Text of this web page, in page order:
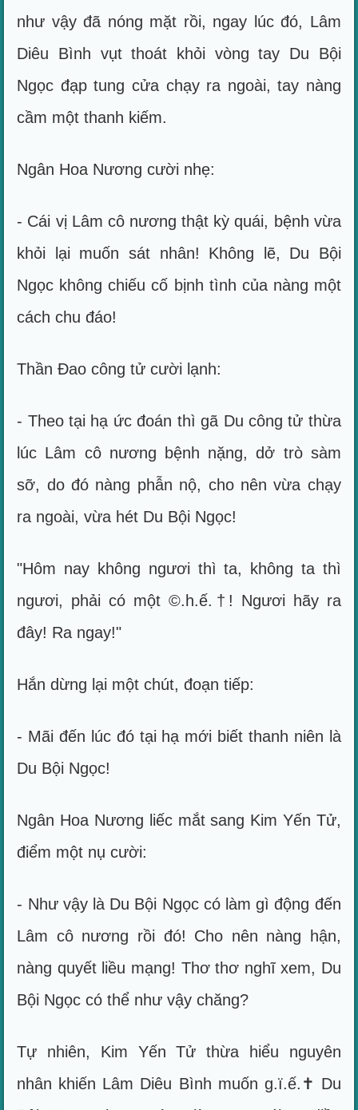
như vậy đã nóng mặt rồi, ngay lúc đó, Lâm
Diêu Bình vụt thoát khỏi vòng tay Du Bội
Ngọc đạp tung cửa chạy ra ngoài, tay nàng
cầm một thanh kiếm.
Ngân Hoa Nương cười nhẹ:
- Cái vị Lâm cô nương thật kỳ quái, bệnh vừa
khỏi lại muốn sát nhân! Không lẽ, Du Bội
Ngọc không chiếu cố bịnh tình của nàng một
cách chu đáo!
Thần Đao công tử cười lạnh:
- Theo tại hạ ức đoán thì gã Du công tử thừa
lúc Lâm cô nương bệnh nặng, dở trò sàm
sỡ, do đó nàng phẫn nộ, cho nên vừa chạy
ra ngoài, vừa hét Du Bội Ngọc!
"Hôm nay không ngươi thì ta, không ta thì
ngươi, phải có một ©.h.ế.†! Ngươi hãy ra
đây! Ra ngay!"
Hắn dừng lại một chút, đoạn tiếp:
- Mãi đến lúc đó tại hạ mới biết thanh niên là
Du Bội Ngọc!
Ngân Hoa Nương liếc mắt sang Kim Yến Tử,
điểm một nụ cười:
- Như vậy là Du Bội Ngọc có làm gì động đến
Lâm cô nương rồi đó! Cho nên nàng hận,
nàng quyết liều mạng! Thơ thơ nghĩ xem, Du
Bội Ngọc có thể như vậy chăng?
Tự nhiên, Kim Yến Tử thừa hiểu nguyên
nhân khiến Lâm Diêu Bình muốn g.ï.ế.✝ Du